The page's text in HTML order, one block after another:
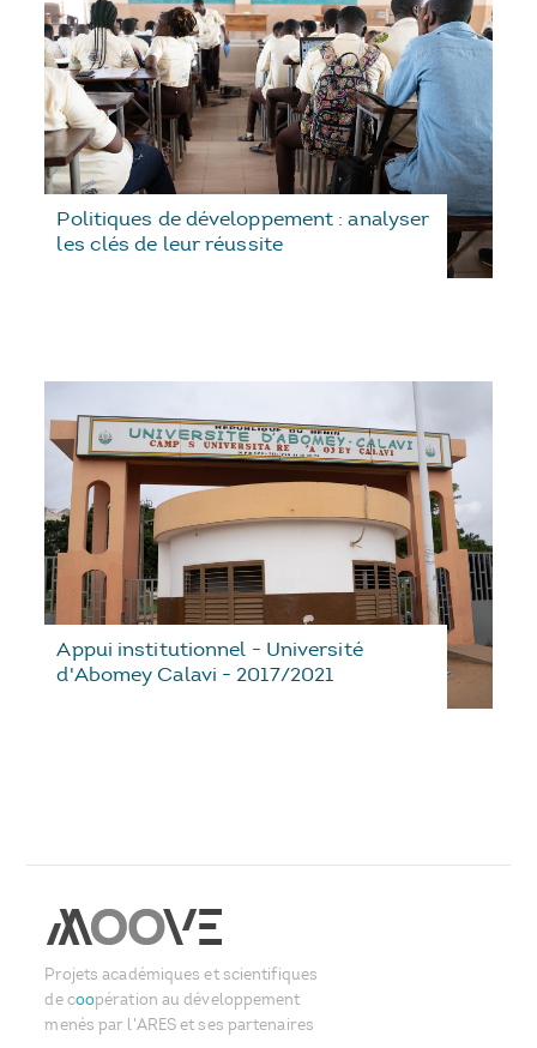
Politiques de développement : analyser
les clés de leur réussite
Appui institutionnel - Université
d'Abomey Calavi - 2017/2021
Projets académiques et scientifiques
de coopération au développement
menés par l'ARES et ses partenaires